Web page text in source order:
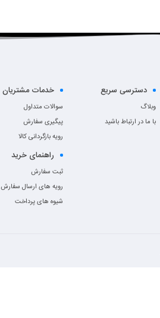
دسترسی سریع
وبلاگ
با ما در ارتباط باشید
خدمات مشتریان
سوالات متداول
پیگیری سفارش
رویه بازگردانی کالا
راهنمای خرید
ثبت سفارش
رویه های ارسال سفارش
شیوه های پرداخت